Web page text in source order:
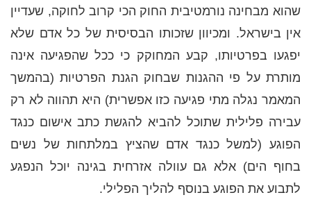
שהוא מבחינה נורמטיבית החוק הכי קרוב לחוקה, שעדיין
אין בישראל. ומכיוון שזכותו הבסיסית של כל אדם שלא
יפגעו בפרטיותו, קבע המחוקק כי ככל שהפגיעה אינה
מותרת על פי ההגנות שבחוק הגנת הפרטיות (בהמשך
המאמר נגלה מתי פגיעה כזו אפשרית) היא תהווה לא רק
עבירה פלילית שתוכל להביא להגשת כתב אישום כנגד
הפוגע (למשל כנגד אדם שהציץ במלתחות של נשים
בחוף הים) אלא גם עוולה אזרחית בגינה יוכל הנפגע
לתבוע את הפוגע בנוסף להליך הפלילי.